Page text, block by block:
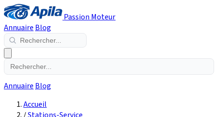
Passion Moteur
Annuaire Blog
Annuaire Blog
Accueil